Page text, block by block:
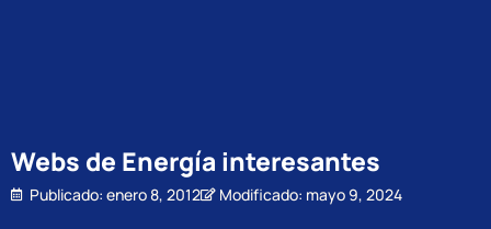
Webs de Energía interesantes
Publicado: enero 8, 2012 Modificado: mayo 9, 2024